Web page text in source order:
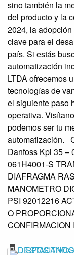
sino también la
del producto y la
2024, la
clave para el
país. Si estás
automatización
LTDA ofrecemos
tecnologías de
el siguiente paso
operativa.
podemos ser tu
automatización.
Danfoss Kpi 35 –
061H4001-S
DIAFRAGMA
MANOMETRO
PSI 92012216
O
CONFIRMACION